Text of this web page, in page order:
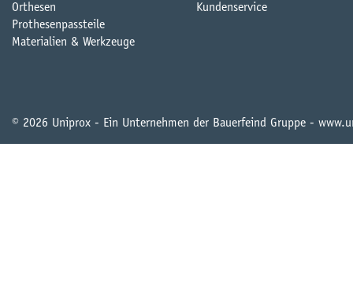
Orthesen
Prothesenpassteile
Materialien & Werkzeuge
Kundenservice
© 2026 Uniprox - Ein Unternehmen der Bauerfeind Gruppe -